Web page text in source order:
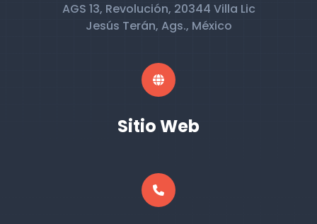
AGS 13, Revolución, 20344 Villa Lic
Jesús Terán, Ags., México
Sitio Web